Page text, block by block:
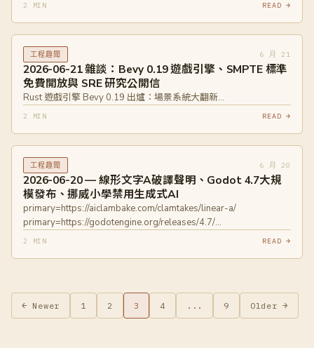
2 MIN READ →
工程趣聞 6 月 21
2026-06-21 雜談：Bevy 0.19 遊戲引擎、SMPTE 標準
免費開放與 SRE 研究公開信
Rust 遊戲引擎 Bevy 0.19 出爐：場景系統大翻新…
2 MIN READ →
工程趣聞 6 月 20
2026-06-20 — 線形文字A破譯聲明、Godot 4.7大規
模發布、挪威小學禁用生成式AI
primary=https://aiclambake.com/clamtakes/linear-a/
primary=https://godotengine.org/releases/4.7/
primary=https://thenextweb.com/news/norway-bans-
2 MIN READ →
文
← Newer 1 2 3 4 ... 9 Older →